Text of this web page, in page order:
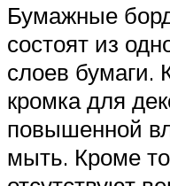
Бумажные
состоят из
слоев бумаги.
кромка для
повышенной
мыть. Кроме